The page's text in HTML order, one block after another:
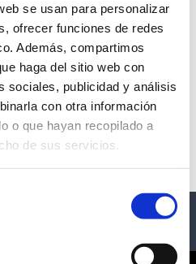
se usan para personalizar
ofrecer funciones de redes
Además, compartimos
haga del sitio web con
sociales, publicidad y análisis
con otra información
o que hayan recopilado a
de sus servicios.